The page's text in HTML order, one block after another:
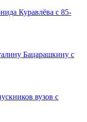
Куравлёва с 85-
Бацарашкину с
вузов с